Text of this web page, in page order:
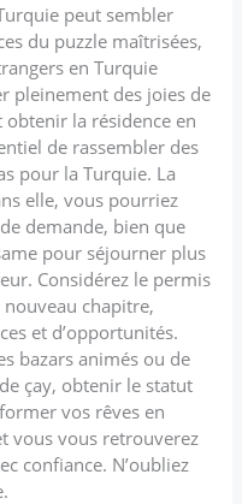
peut sembler
du puzzle maîtrisées,
en Turquie
pleinement des joies de
obtenir la résidence en
de rassembler des
pour la Turquie. La
elle, vous pourriez
demande, bien que
pour séjourner plus
Considérez le permis
chapitre,
et d’opportunités.
bazars animés ou de
çay, obtenir le statut
vos rêves en
vous vous retrouverez
confiance. N’oubliez